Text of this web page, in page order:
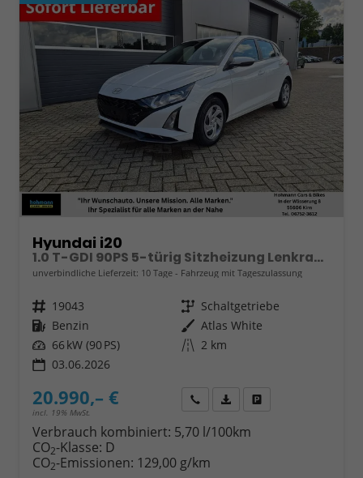
Hyundai i20
1.0 T-GDI 90PS 5-türig Sitzheizung Lenkradheizung Rückf.Kamera PDC Klima Apple CarPlay Android Auto Tempomat Touchscreen
unverbindliche Lieferzeit: 10 Tage Fahrzeug mit Tageszulassung
Fahrzeugnr. 19043 Getriebe Schaltgetriebe
Kraftstoff Benzin Außenfarbe Atlas White
Leistung 66 kW (90 PS) Kilometerstand 2 km
03.06.2026
20.990,– €
incl. 19% MwSt.
Wir rufen Sie anFahrzeugexposé (PDF)
Verbrauch kombiniert: 5,70 l/100km
CO2-Klasse: D
CO2-Emissionen: 129,00 g/km